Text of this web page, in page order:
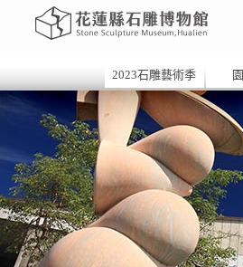
2023石雕藝術季